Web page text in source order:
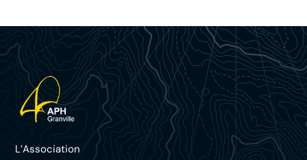
L’Association